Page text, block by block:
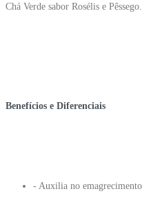
Chá Verde sabor Rosélis e Pêssego.
Benefícios e Diferenciais
- Auxilia no emagrecimento